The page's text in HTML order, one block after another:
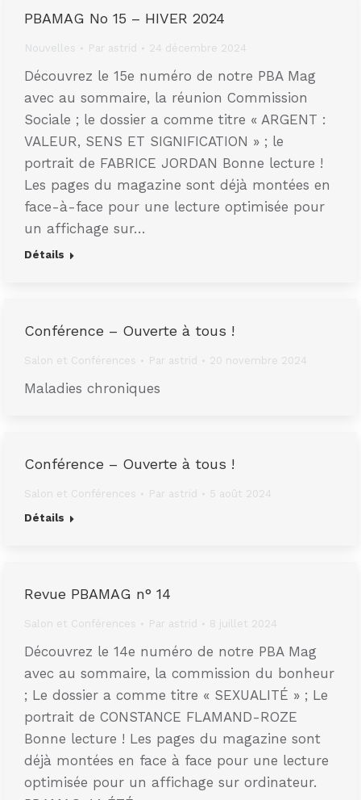
PBAMAG No 15 – HIVER 2024
Nouvelles Par astrid 24 décembre 2024
Découvrez le 15e numéro de notre PBA Mag
avec au sommaire, la réunion Commission
Sociale ; le dossier a comme titre « ARGENT :
VALEUR, SENS ET SIGNIFICATION » ; le
portrait de FABRICE JORDAN Bonne lecture !
Les pages du magazine sont déjà montées en
face-à-face pour une lecture optimisée pour
un affichage sur…
Détails
Conférence – Ouverte à tous !
Salon et Conférences Par astrid 20 novembre 2024
Maladies chroniques
Conférence – Ouverte à tous !
Salon et Conférences Par astrid
5 août 2024
Détails
Revue PBAMAG n° 14
Salon et Conférences Par astrid 8 juillet 2024
Découvrez le 14e numéro de notre PBA Mag
avec au sommaire, la commission du bonheur
; Le dossier a comme titre « SEXUALITÉ » ; Le
portrait de CONSTANCE FLAMAND-ROZE
Bonne lecture ! Les pages du magazine sont
déjà montées en face à face pour une lecture
optimisée pour un affichage sur ordinateur.